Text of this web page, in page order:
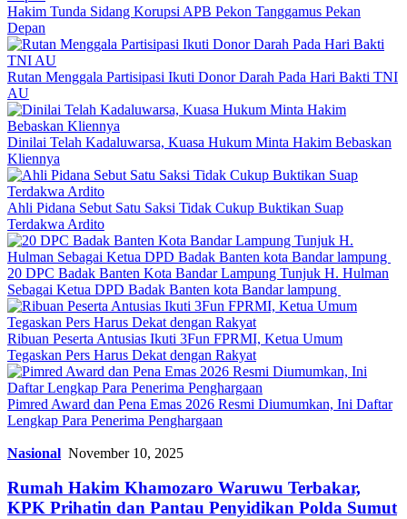
Hakim Tunda Sidang Korupsi APB Pekon Tanggamus Pekan
Depan
Rutan Menggala Partisipasi Ikuti Donor Darah Pada Hari Bakti TNI
AU
Dinilai Telah Kadaluwarsa, Kuasa Hukum Minta Hakim Bebaskan
Kliennya
Ahli Pidana Sebut Satu Saksi Tidak Cukup Buktikan Suap
Terdakwa Ardito
20 DPC Badak Banten Kota Bandar Lampung Tunjuk H. Hulman
Sebagai Ketua DPD Badak Banten kota Bandar lampung
Ribuan Peserta Antusias Ikuti 3Fun FPRMI, Ketua Umum
Tegaskan Pers Harus Dekat dengan Rakyat
Pimred Award dan Pena Emas 2026 Resmi Diumumkan, Ini Daftar
Lengkap Para Penerima Penghargaan
Nasional November 10, 2025
Rumah Hakim Khamozaro Waruwu Terbakar,
KPK Prihatin dan Pantau Penyidikan Polda Sumut